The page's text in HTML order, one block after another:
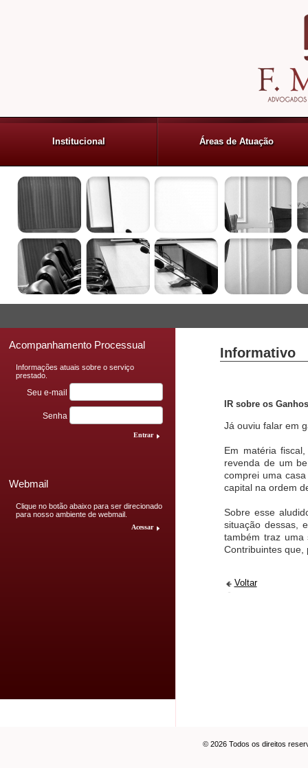
Institucional Áreas de Atuação
Acompanhamento Processual
Informações atuais sobre o serviço
prestado.
Seu e-mail
Senha
Entrar
Webmail
Clique no botão abaixo para ser direcionado
para nosso ambiente de webmail.
Acessar
Informativo
IR sobre os
Já ouviu falar em
Em matéria
revenda de um
comprei uma
capital na ordem
Sobre esse
situação dessas,
também traz uma
Contribuintes que,
Voltar
© 2026 Todos os direitos